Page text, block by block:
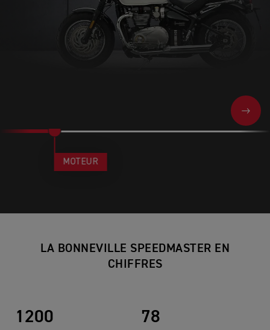
NEXT
MOTEUR
LA BONNEVILLE SPEEDMASTER EN
CHIFFRES
1200 78